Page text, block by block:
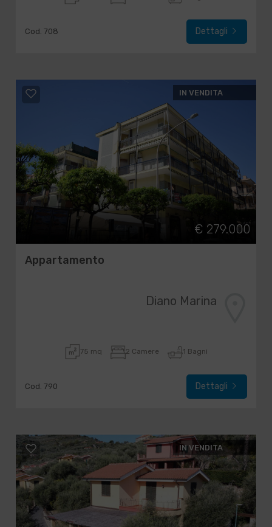
Cod. 708 Dettagli
IN VENDITA
€ 279.000
Appartamento
Diano Marina
75 mq 2 Camere 1 Bagni
Cod. 790 Dettagli
IN VENDITA